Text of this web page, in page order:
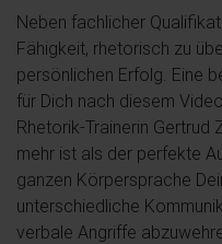
Neben fachlicher
Fähigkeit, rhetorisch zu
persönlichen Erfolg. Eine
für Dich nach diesem
Rhetorik-Trainerin Gertrud
mehr ist als der perfekte
ganzen Körpersprache
unterschiedliche
verbale Angriffe